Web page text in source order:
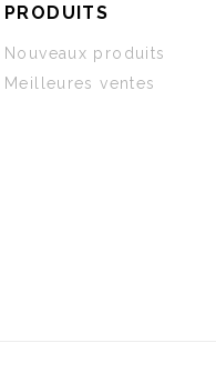
PRODUITS
Nouveaux produits
Meilleures ventes